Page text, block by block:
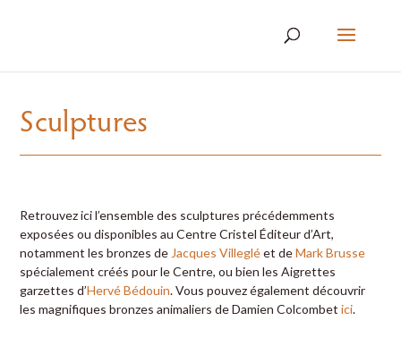
Sculptures
Retrouvez ici l’ensemble des sculptures précédemments
exposées ou disponibles au Centre Cristel Éditeur d’Art,
notamment les bronzes de Jacques Villegléet deMark Brusse
spécialement créés pour le Centre, ou bien les Aigrettes
garzettes d’Hervé Bédouin. Vous pouvez également découvrir
les magnifiques bronzes animaliers de Damien Colcombetici.